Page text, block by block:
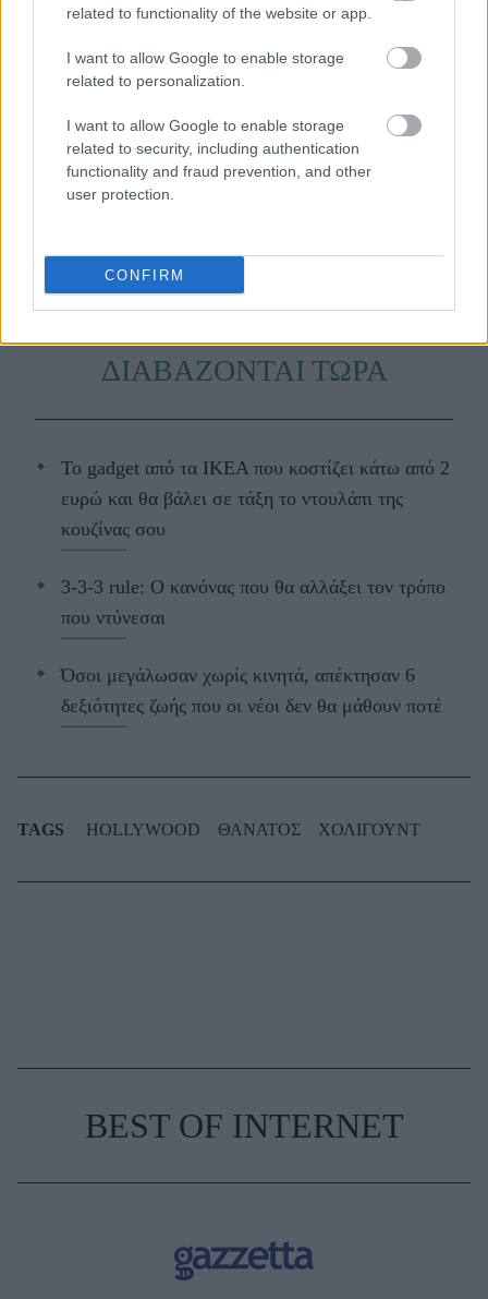
related to functionality of the website or app.
I want to allow Google to enable storage
related to personalization.
I want to allow Google to enable storage
related to security, including authentication
functionality and fraud prevention, and other
user protection.
CONFIRM
Μάθε τώρα όλα τα νέα για τα
αγαπημένα σου διάσημα πρόσωπα.
Ακολούθησε το JennyGr στο
ΔΙΑΒΑΖΟΝΤΑΙ ΤΩΡΑ
Το gadget από τα IKEA που κοστίζει κάτω από 2
ευρώ και θα βάλει σε τάξη το ντουλάπι της
κουζίνας σου
3-3-3 rule: Ο κανόνας που θα αλλάξει τον τρόπο
που ντύνεσαι
Όσοι μεγάλωσαν χωρίς κινητά, απέκτησαν 6
δεξιότητες ζωής που οι νέοι δεν θα μάθουν ποτέ
TAGS HOLLYWOOD ΘΑΝΑΤΟΣ ΧΟΛΙΓΟΥΝΤ
BEST OF INTERNET